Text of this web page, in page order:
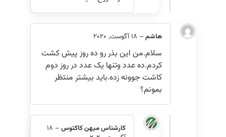
هاشم–18 آگوست, 2020
سلام.من این بذر رو ده روز پیش کشت
کردم.ده عدد وتنها یک عدد در روز دوم
کاشت جوونه زده.باید بیشتر منتظر
بمونم؟
کارشناس میهن کاکتوس–
18